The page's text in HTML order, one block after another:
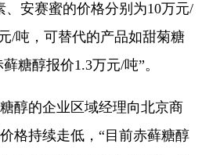
、安赛蜜的价格分别为10万元/
/吨，可替代的产品如甜菊糖
糖醇报价1.3万元/吨”。
的企业区域经理向北京商
格持续走低，“目前赤藓糖醇